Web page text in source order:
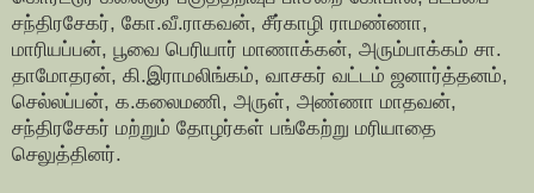
சந்திரசேகர், கோ.வீ.ராகவன், சீர்காழி ராமண்ணா,
மாரியப்பன், பூவை பெரியார் மாணாக்கன், அரும்பாக்கம் சா.
தாமோதரன், கி.இராமலிங்கம், வாசகர் வட்டம் ஜனார்த்தனம்,
செல்லப்பன், க.கலைமணி, அருள், அண்ணா மாதவன்,
சந்திரசேகர் மற்றும் தோழர்கள் பங்கேற்று மரியாதை
செலுத்தினர்.